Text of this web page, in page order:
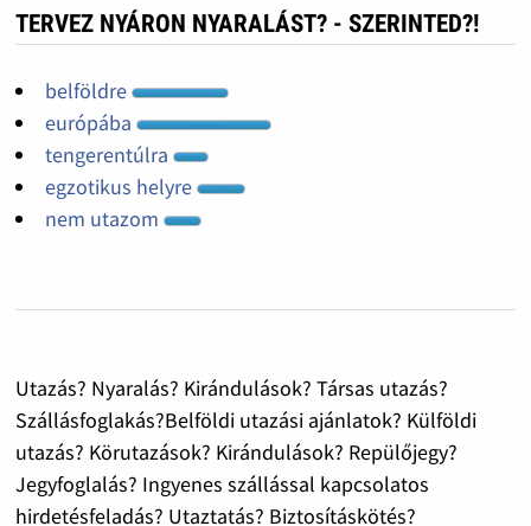
TERVEZ NYÁRON NYARALÁST? - SZERINTED?!
belföldre
európába
tengerentúlra
egzotikus helyre
nem utazom
Utazás? Nyaralás? Kirándulások? Társas utazás?
Szállásfoglakás?Belföldi utazási ajánlatok? Külföldi
utazás? Körutazások? Kirándulások? Repülőjegy?
Jegyfoglalás? Ingyenes szállással kapcsolatos
hirdetésfeladás? Utaztatás? Biztosításkötés?